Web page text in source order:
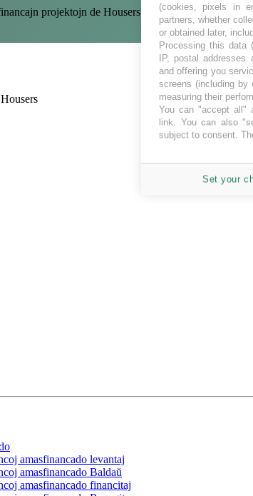
projektojn de Housers por investi.
amasfinancado levantaj
amasfinancado Baldaŭ
amasfinancado financitaj
(cookies, pixels in
partners, whether
or obtained later,
Processing this data
IP, postal addresses
and offering you
screens (including by
measuring their
You can "accept all"
link. You can also
subject to consent.
Set your